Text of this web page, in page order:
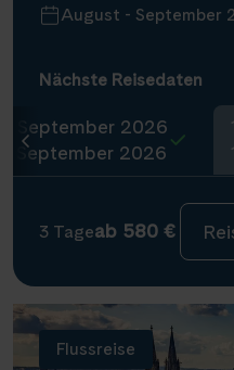
August - September
Nächste Reisedaten
September 2026
September 2026
3 Tageab 580 €
Flussreise